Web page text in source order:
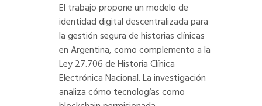
El trabajo propone un modelo de
identidad digital descentralizada para
la gestión segura de historias clínicas
en Argentina, como complemento a la
Ley 27.706 de Historia Clínica
Electrónica Nacional. La investigación
analiza cómo tecnologías como